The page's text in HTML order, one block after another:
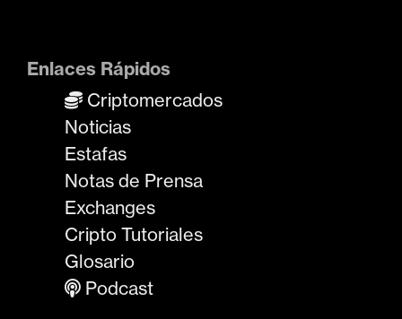
Enlaces Rápidos
Criptomercados
Noticias
Estafas
Notas de Prensa
Exchanges
Cripto Tutoriales
Glosario
Podcast